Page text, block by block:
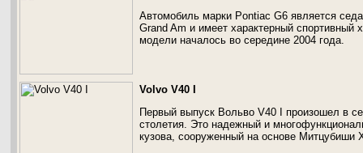
Автомобиль марки Pontiac G6 является
Grand Am и имеет характерный спортивный
модели началось во середине 2004 года.
Volvo V40 I
Первый выпуск Вольво V40 I произошел в
столетия. Это надежный и
кузова, сооруженный на основе Митцубиши